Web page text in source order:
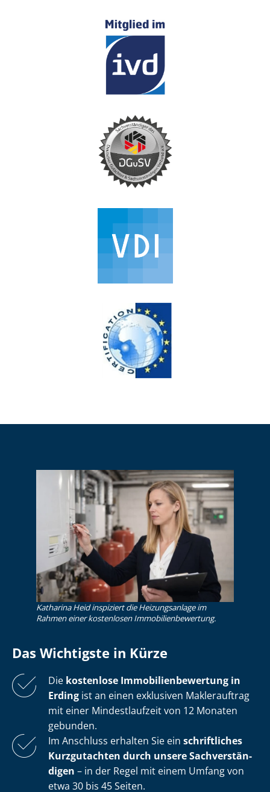
Katharina Heid inspiziert die Heizungsanlage im
Rahmen einer kostenlosen Im­mo­bi­li­en­be­wer­tung.
Das Wichtigste in Kürze
Die kostenlose Im­mo­bi­li­en­be­wer­tung in
Erding ist an einen exklusiven Maklerauftrag
mit einer Mindestlaufzeit von 12 Monaten
gebunden.
Im Anschluss erhalten Sie ein schriftliches
Kurzgutachten durch unsere Sach­ver­stän­
di­gen – in der Regel mit einem Umfang von
etwa 30 bis 45 Seiten.